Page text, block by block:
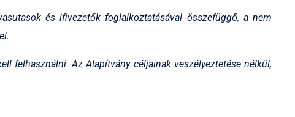
és ifivezetők foglalkoztatásával összefüggő, a nem
felhasználni. Az Alapítvány céljainak veszélyeztetése nélkül,